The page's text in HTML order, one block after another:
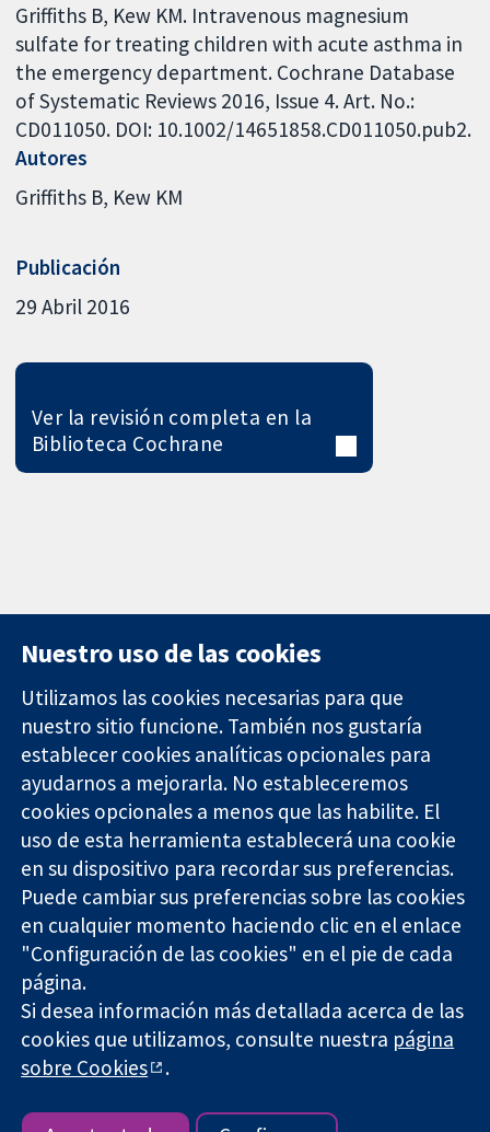
Griffiths B, Kew KM. Intravenous magnesium
sulfate for treating children with acute asthma in
the emergency department. Cochrane Database
of Systematic Reviews 2016, Issue 4. Art. No.:
CD011050. DOI: 10.1002/14651858.CD011050.pub2.
Autores
Griffiths B Kew KM
Publicación
29 Abril 2016
Ver la revisión completa en la
Biblioteca Cochrane
Evidencia fiable.
Decisiones
informadas.
Mejor salud.
11-13 Cavendish
Square
Londres
W1G 0AN
Reino Unido
Contacto
Noticias
Prensa
Sobre
nosotros
Empleo
Cochrane
Library
The Cochrane Collaboration is a charity (no. 1045921) and a
company limited by guarantee (no. 03044323) registered in
England & Wales. VAT registration number GB 718 2127 49.
Copyright © 2026 The Cochrane Collaboration
Términos y condiciones del sitio web|Responsabilidades
Nuestro uso de las cookies
Utilizamos las cookies necesarias para que
nuestro sitio funcione. También nos gustaría
establecer cookies analíticas opcionales para
ayudarnos a mejorarla. No estableceremos
cookies opcionales a menos que las habilite. El
uso de esta herramienta establecerá una cookie
en su dispositivo para recordar sus preferencias.
Puede cambiar sus preferencias sobre las cookies
en cualquier momento haciendo clic en el enlace
"Configuración de las cookies" en el pie de cada
página.
Si desea información más detallada acerca de las
cookies que utilizamos, consulte nuestra página
sobre Cookies
.